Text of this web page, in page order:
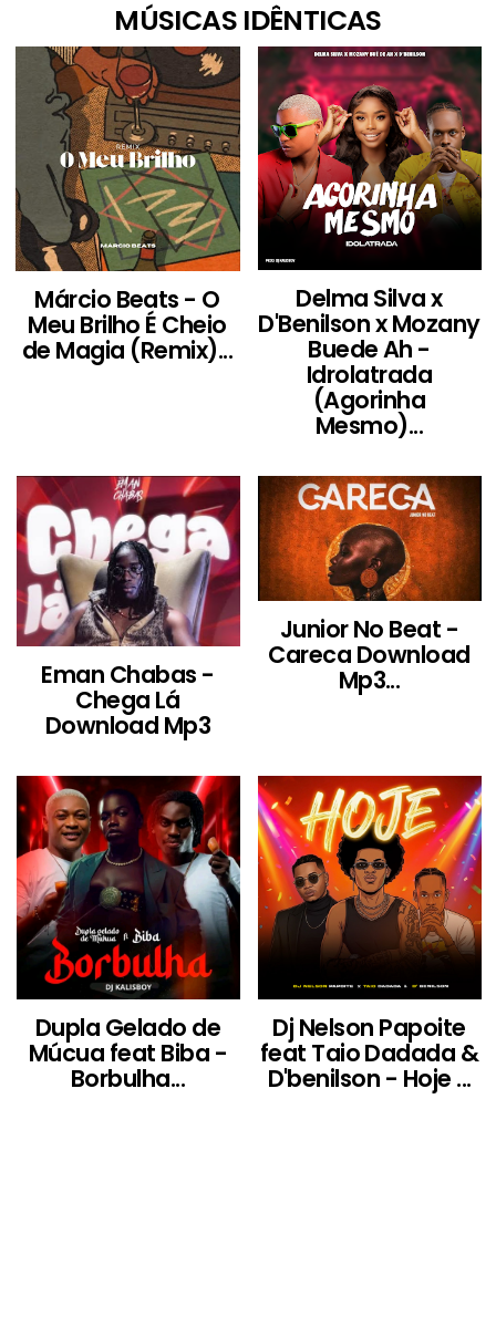
MÚSICAS IDÊNTICAS
Márcio Beats - O
Meu Brilho É Cheio
de Magia (Remix)...
Delma Silva x
D'Benilson x Mozany
Buede Ah -
Idrolatrada
(Agorinha
Mesmo)...
Eman Chabas -
Chega Lá
Download Mp3
Junior No Beat -
Careca Download
Mp3...
Dupla Gelado de
Múcua feat Biba -
Borbulha...
Dj Nelson Papoite
feat Taio Dadada &
D'benilson - Hoje ...